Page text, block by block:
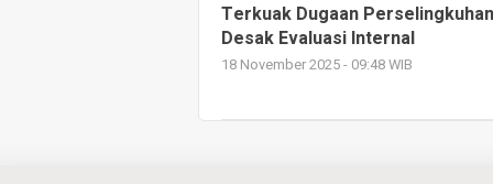
Terkuak Dugaan
Desak Evaluasi Internal
18 November 2025 - 09:48 WIB